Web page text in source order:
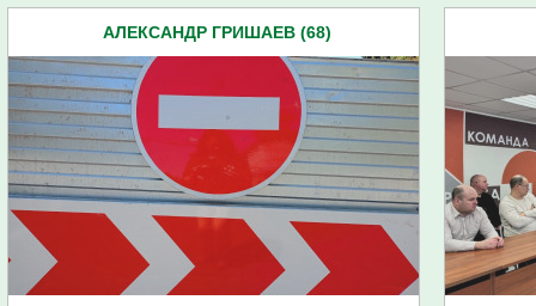
АЛЕКСАНДР ГРИШАЕВ (68)